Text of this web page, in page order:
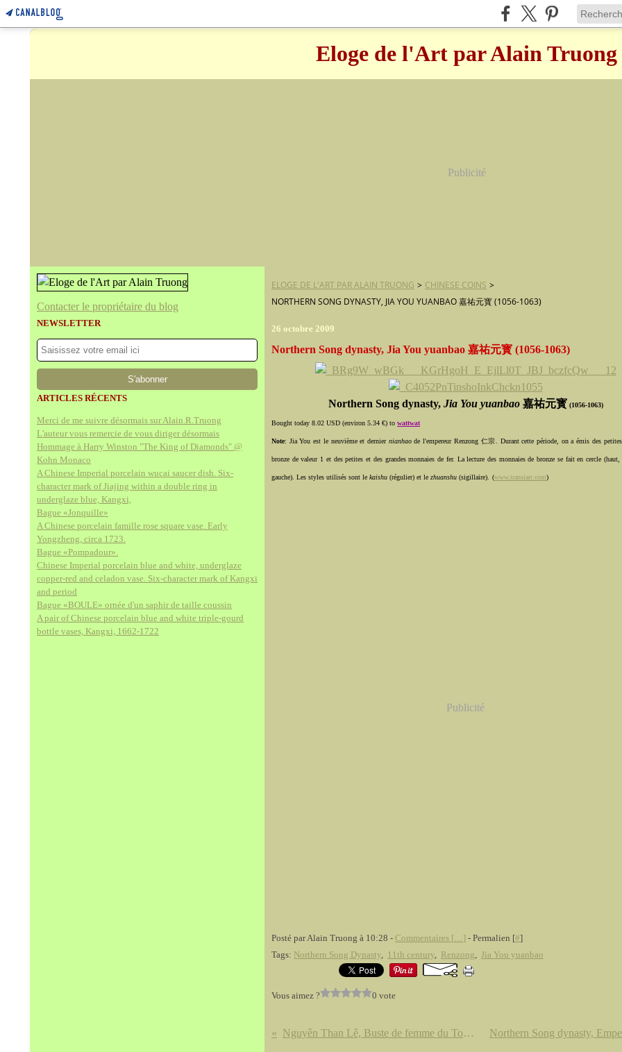
Eloge de l'Art par Alain Truong
Publicité
Contacter le propriétaire du blog
NEWSLETTER
ARTICLES RÉCENTS
Merci de me suivre désormais sur Alain.R.Truong
L'auteur vous remercie de vous diriger désormais
Hommage à Harry Winston "The King of Diamonds" @
Kohn Monaco
A Chinese Imperial porcelain wucai saucer dish. Six-
character mark of Jiajing within a double ring in
underglaze blue, Kangxi,
Bague «Jonquille»
A Chinese porcelain famille rose square vase. Early
Yongzheng, circa 1723.
Bague «Pompadour».
Chinese Imperial porcelain blue and white, underglaze
copper-red and celadon vase. Six-character mark of Kangxi
and period
Bague «BOULE» ornée d'un saphir de taille coussin
A pair of Chinese porcelain blue and white triple-gourd
bottle vases, Kangxi, 1662-1722
ELOGE DE L'ART PAR ALAIN TRUONG > CHINESE COINS >
NORTHERN SONG DYNASTY, JIA YOU YUANBAO 嘉祐元寳 (1056-1063)
26 octobre 2009
Northern Song dynasty, Jia You yuanbao 嘉祐元寳 (1056-1063)
Northern Song dynasty, Jia You yuanbao 嘉祐元寳 (1056-1063)
Bought today 8.02 USD (environ 5.34 €) to wattwat
Note: Jia You est le neuvième et dernier nianhaode l'empereur Renzong 仁宗. Durant cette période, on a émis des
bronze de valeur 1 et des petites et des grandes monnaies de fer. La lecture des monnaies de bronze se fait en cercle
gauche). Les styles utilisés sont le kaishu (régulier) et le zhuanshu (sigillaire). (www.transiart.com)
Publicité
Posté par Alain Truong à 10:28 - Commentaires [… ] - Permalien [#]
Tags: Northern Song Dynasty, 11th century, Renzong, Jia You yuanbao
Vous aimez ? 0 vote
Nguyên Than Lê, Buste de femme du Tonkin. VIETNAM, Ecole des Beaux-Arts d Hanoï, circa 1935/40